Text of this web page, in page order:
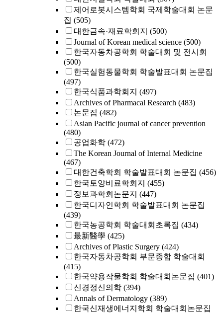
제어로봇시스템학회 국제학술대회 논문
집 (505)
대한금속·재료학회지 (500)
Journal of Korean medical science (500)
한국자동차공학회 학술대회 및 전시회
(500)
한국실험동물학회 학술발표대회 논문집
(497)
한국식품과학회지 (497)
Archives of Pharmacal Research (483)
논문집 (482)
Asian Pacific journal of cancer prevention
(480)
공업화학 (472)
The Korean Journal of Internal Medicine
(467)
대한건축학회 학술발표대회 논문집 (456)
한국토양비료학회지 (455)
정보과학회논문지 (447)
한국디자인학회 학술발표대회 논문집
(439)
한국농공학회 학술대회초록집 (434)
最新醫學 (425)
Archives of Plastic Surgery (424)
한국자동차공학회 부문종합 학술대회
(415)
한국약용작물학회 학술대회논문집 (401)
신경정신의학 (394)
Annals of Dermatology (389)
한국신재생에너지학회 학술대회논문집